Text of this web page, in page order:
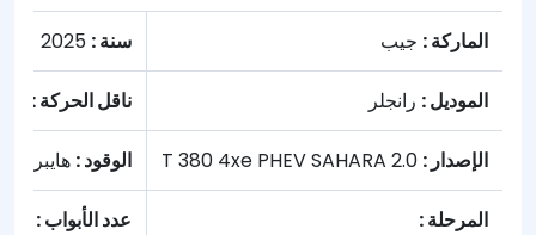
الماركة : جيب سنة :
الموديل : رانجلر ناقل الحركة :
الإصدار : الوقود : هايبرد
المرحلة : عدد الأبواب :